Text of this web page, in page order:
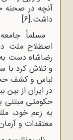
آنچه در صحنه
داشت.[6]
مسلماً
اصطلاح ملت
رضاشاه دست
و تلاش کرد
لباس و کشف
در ایران از
حکومتی مبتنی
به زعم خود،
معتقدات و